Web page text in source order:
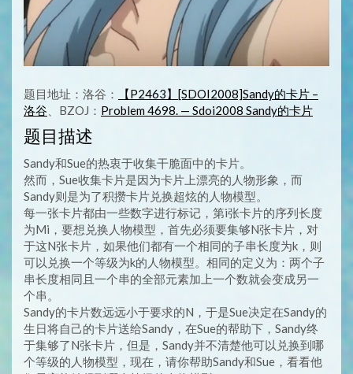
题目地址：洛谷：
【P2463】[SDOI2008]Sandy的卡片 –
洛谷 、BZOJ： Problem 4698. — Sdoi2008 Sandy的卡片
题目描述
Sandy和Sue的热衷于收集干脆面中的卡片。
然而，Sue收集卡片是因为卡片上漂亮的人物形象，而
Sandy则是为了积攒卡片兑换超炫的人物模型。
每一张卡片都由一些数字进行标记，第i张卡片的序列长度
为Mi，要想兑换人物模型，首先必须要集够N张卡片，对
于这N张卡片，如果他们都有一个相同的子串长度为k，则
可以兑换一个等级为k的人物模型。相同的定义为：两个子
串长度相同且一个串的全部元素加上一个数就会变成另一
个串。
Sandy的卡片数远远小于要求的N，于是Sue决定在Sandy的
生日将自己的卡片送给Sandy，在Sue的帮助下，Sandy终
于集够了N张卡片，但是，Sandy并不清楚他可以兑换到哪
个等级的人物模型，现在，请你帮助Sandy和Sue，看看他